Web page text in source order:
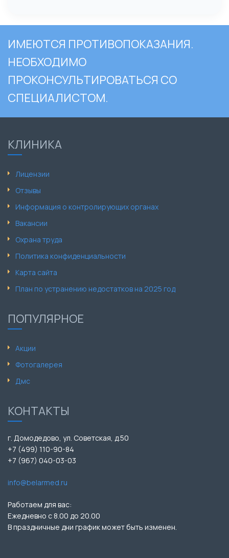
ИМЕЮТСЯ ПРОТИВОПОКАЗАНИЯ.
НЕОБХОДИМО
ПРОКОНСУЛЬТИРОВАТЬСЯ СО
СПЕЦИАЛИСТОМ.
КЛИНИКА
Лицензии
Отзывы
Информация о контролирующих органах
Вакансии
Охрана труда
Политика конфиденциальности
Карта сайта
План по устранению недостатков на 2025 год
ПОПУЛЯРНОЕ
Акции
Фотогалерея
Дмс
КОНТАКТЫ
г. Домодедово, ул. Советская, д.50
+7 (499) 110-90-84
+7 (967) 040-03-03
info@belarmed.ru
Работаем для вас:
Ежедневно с 8.00 до 20.00
В праздничные дни график может быть изменен.